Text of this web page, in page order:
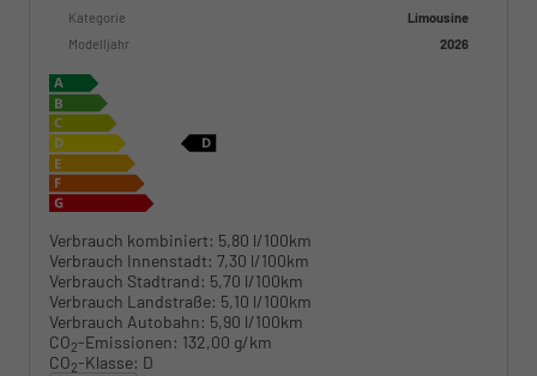
Kategorie
Limousine
Modelljahr
2026
Verbrauch kombiniert: 5,80 l/100km
Verbrauch Innenstadt: 7,30 l/100km
Verbrauch Stadtrand: 5,70 l/100km
Verbrauch Landstraße: 5,10 l/100km
Verbrauch Autobahn: 5,90 l/100km
CO2-Emissionen: 132,00 g/km
CO2-Klasse: D